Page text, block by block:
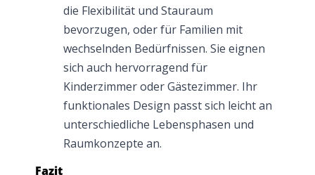
die Flexibilität und Stauraum
bevorzugen, oder für Familien mit
wechselnden Bedürfnissen. Sie eignen
sich auch hervorragend für
Kinderzimmer oder Gästezimmer. Ihr
funktionales Design passt sich leicht an
unterschiedliche Lebensphasen und
Raumkonzepte an.
Fazit